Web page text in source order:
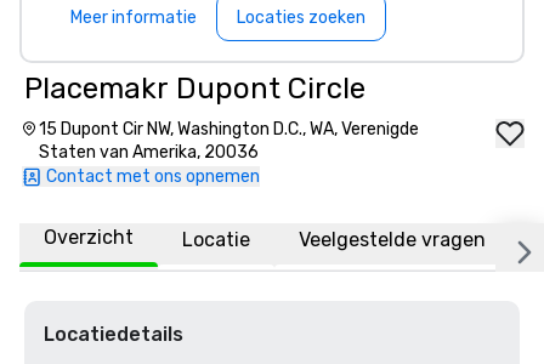
Meer informatie Locaties zoeken
Placemakr Dupont Circle
15 Dupont Cir NW, Washington D.C., WA, Verenigde
Staten van Amerika, 20036
Contact met ons opnemen
Overzicht Locatie Veelgestelde vragen
Locatiedetails